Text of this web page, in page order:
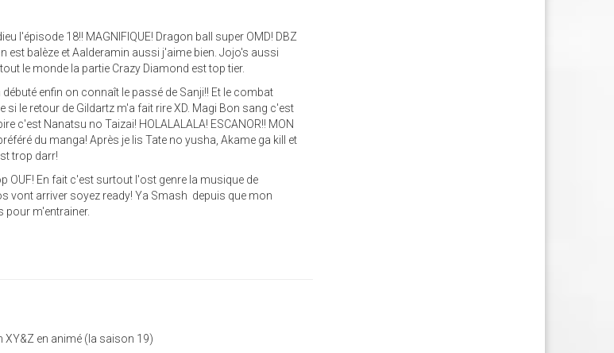
l'épisode 18!! MAGNIFIQUE! Dragon ball super OMD! DBZ
balèze et Aalderamin aussi j'aime bien. Jojo's aussi
le monde la partie Crazy Diamond est top tier.
débuté enfin on connaît le passé de Sanji!! Et le combat
le retour de Gildartz m'a fait rire XD. Magi Bon sang c'est
c'est Nanatsu no Taizai! HOLALALALA! ESCANOR!! MON
du manga! Après je lis Tate no yusha, Akame ga kill et
trop darr!
OUF! En fait c'est surtout l'ost genre la musique de
vont arriver soyez ready! Ya Smash depuis que mon
pour m'entrainer.
XY&Z en animé (la saison 19)